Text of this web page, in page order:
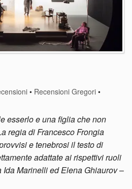
• Recensioni Gregori •
esserlo e una figlia che non
regia di Francesco Frongia
e tenebrosi il testo di
adattate ai rispettivi ruoli
Marinelli ed Elena Ghiaurov–